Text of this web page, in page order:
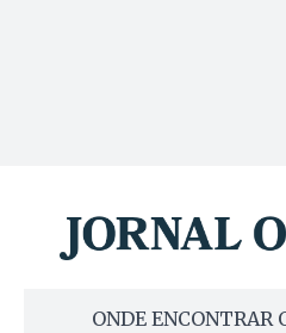
ONDE ENCONTRAR